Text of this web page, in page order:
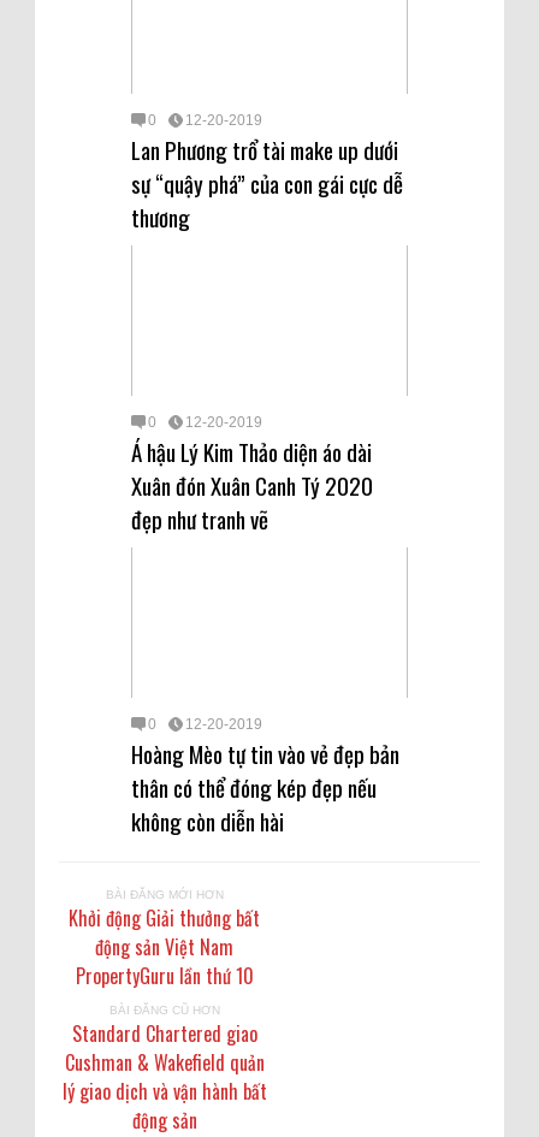
0 12-20-2019
Lan Phương trổ tài make up dưới
sự “quậy phá” của con gái cực dễ
thương
0 12-20-2019
Á hậu Lý Kim Thảo diện áo dài
Xuân đón Xuân Canh Tý 2020
đẹp như tranh vẽ
0 12-20-2019
Hoàng Mèo tự tin vào vẻ đẹp bản
thân có thể đóng kép đẹp nếu
không còn diễn hài
BÀI ĐĂNG MỚI HƠN
Khởi động Giải thưởng bất
động sản Việt Nam
PropertyGuru lần thứ 10
BÀI ĐĂNG CŨ HƠN
Standard Chartered giao
Cushman & Wakefield quản
lý giao dịch và vận hành bất
động sản